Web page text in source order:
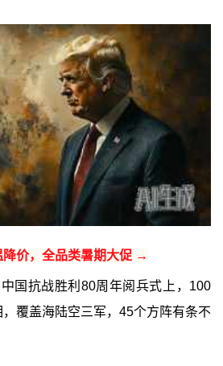
价，全品类暑期大促 →
国抗战胜利80周年阅兵式上，100
覆盖海陆空三军，45个方阵有条不